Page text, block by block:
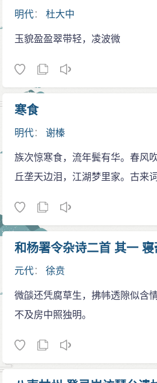
明代：杜大中
玉貌盈盈翠带轻，凌波微
寒食
明代：谢榛
族次惊寒食，流年鬓有华。春风
丘垄天边泪，江湖梦里家。古来
和杨署令杂诗二首 其一 寝
元代：徐贲
微燄还凭腐草生，拂帏透隙似含
不及房中照独明。